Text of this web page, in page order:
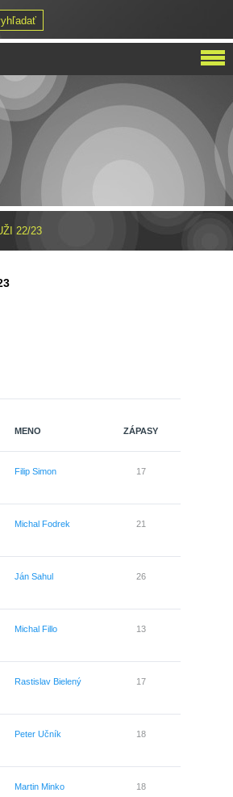
VRÚTKY
22/23
MENO ZÁPASY
Filip Simon 17
Michal Fodrek 21
Ján Sahul 26
Michal Fillo 13
Rastislav Bielený 17
Peter Učník 18
Martin Minko 18